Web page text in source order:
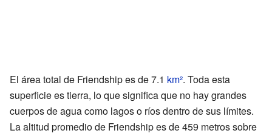
El área total de Friendship es de 7.1 km². Toda esta
superficie es tierra, lo que significa que no hay grandes
cuerpos de agua como lagos o ríos dentro de sus límites.
La altitud promedio de Friendship es de 459 metros sobre